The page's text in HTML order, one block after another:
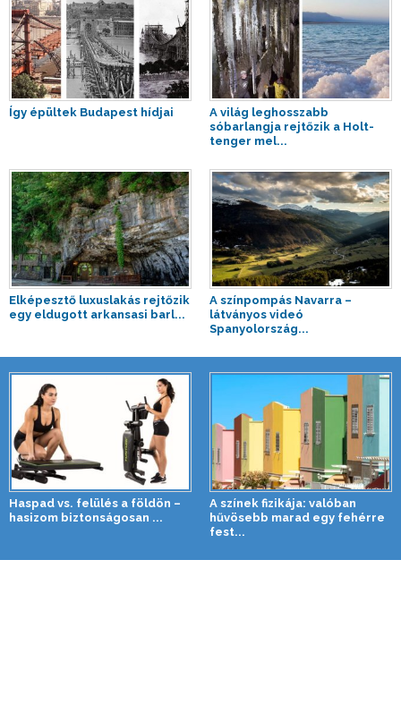
Így épültek Budapest hídjai
A világ leghosszabb
sóbarlangja rejtőzik a Holt-
tenger mel...
Elképesztő luxuslakás rejtőzik
egy eldugott arkansasi barl...
A színpompás Navarra –
látványos videó
Spanyolország...
Haspad vs. felülés a földön –
hasizom biztonságosan ...
A színek fizikája: valóban
hűvösebb marad egy fehérre
fest...